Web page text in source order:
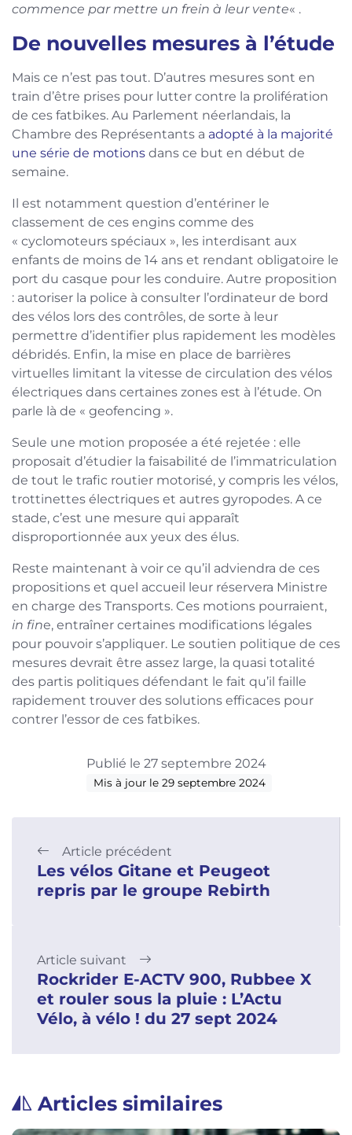
commence par mettre un frein à leur vente« .
De nouvelles mesures à l’étude
Mais ce n’est pas tout. D’autres mesures sont en
train d’être prises pour lutter contre la prolifération
de ces fatbikes. Au Parlement néerlandais, la
Chambre des Représentants a adopté à la majorité
une série de motions dans ce but en début de
semaine.
Il est notamment question d’entériner le
classement de ces engins comme des
« cyclomoteurs spéciaux », les interdisant aux
enfants de moins de 14 ans et rendant obligatoire le
port du casque pour les conduire. Autre proposition
: autoriser la police à consulter l’ordinateur de bord
des vélos lors des contrôles, de sorte à leur
permettre d’identifier plus rapidement les modèles
débridés. Enfin, la mise en place de barrières
virtuelles limitant la vitesse de circulation des vélos
électriques dans certaines zones est à l’étude. On
parle là de « geofencing ».
Seule une motion proposée a été rejetée : elle
proposait d’étudier la faisabilité de l’immatriculation
de tout le trafic routier motorisé, y compris les vélos,
trottinettes électriques et autres gyropodes. A ce
stade, c’est une mesure qui apparaît
disproportionnée aux yeux des élus.
Reste maintenant à voir ce qu’il adviendra de ces
propositions et quel accueil leur réservera Ministre
en charge des Transports. Ces motions pourraient,
in fine, entraîner certaines modifications légales
pour pouvoir s’appliquer. Le soutien politique de ces
mesures devrait être assez large, la quasi totalité
des partis politiques défendant le fait qu’il faille
rapidement trouver des solutions efficaces pour
contrer l’essor de ces fatbikes.
Publié le 27 septembre 2024
Mis à jour le 29 septembre 2024
Article précédent
Les vélos Gitane et Peugeot
repris par le groupe Rebirth
Article suivant
Rockrider E-ACTV 900, Rubbee X
et rouler sous la pluie : L’Actu
Vélo, à vélo ! du 27 sept 2024
Articles similaires